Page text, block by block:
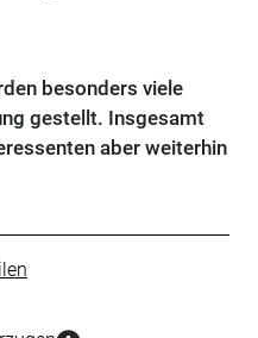
besonders viele
gestellt. Insgesamt
aber weiterhin